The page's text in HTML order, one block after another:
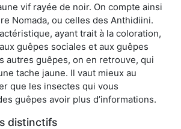
vif rayée de noir. On compte ainsi
Nomada, ou celles des Anthidiini.
ayant trait à la coloration,
guêpes sociales et aux guêpes
autres guêpes, on en retrouve, qui
tache jaune. Il vaut mieux au
que les insectes qui vous
guêpes avoir plus d’informations.
distinctifs